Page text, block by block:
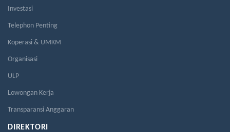
Investasi
Telephon Penting
Koperasi & UMKM
Organisasi
ULP
Lowongan Kerja
Transparansi Anggaran
DIREKTORI